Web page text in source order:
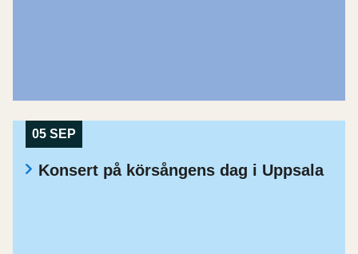
05 SEP
Konsert på körsångens dag i Uppsala